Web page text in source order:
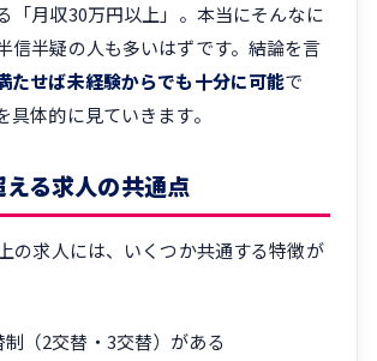
「月収30万円以上」。本当にそんなに
信半疑の人も多いはずです。結論を言
たせば未経験からでも十分に可能で
具体的に見ていきます。
る求人の共通点
の求人には、いくつか共通する特徴が
（2交替・3交替）がある